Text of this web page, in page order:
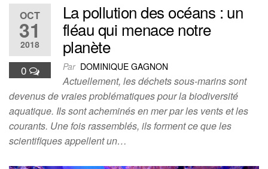
OCT
31
2018
0
La pollution des océans : un
fléau qui menace notre
planète
Par DOMINIQUE GAGNON
Actuellement, les déchets sous-marins sont
devenus de vraies problématiques pour la biodiversité
aquatique. Ils sont acheminés en mer par les vents et les
courants. Une fois rassemblés, ils forment ce que les
scientifiques appellent un…